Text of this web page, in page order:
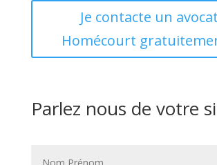
Je contacte un
Homécourt
Parlez nous de votre